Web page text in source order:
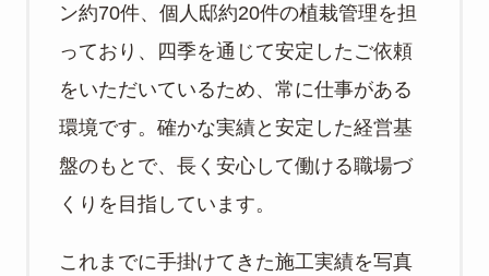
ン約70件、個人邸約20件の植栽管理を担
っており、四季を通じて安定したご依頼
をいただいているため、常に仕事がある
環境です。確かな実績と安定した経営基
盤のもとで、長く安心して働ける職場づ
くりを目指しています。
これまでに手掛けてきた施工実績を写真